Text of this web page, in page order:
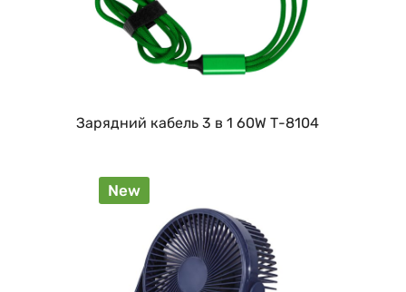
Зарядний кабель 3 в 1 60W Т-8104
New